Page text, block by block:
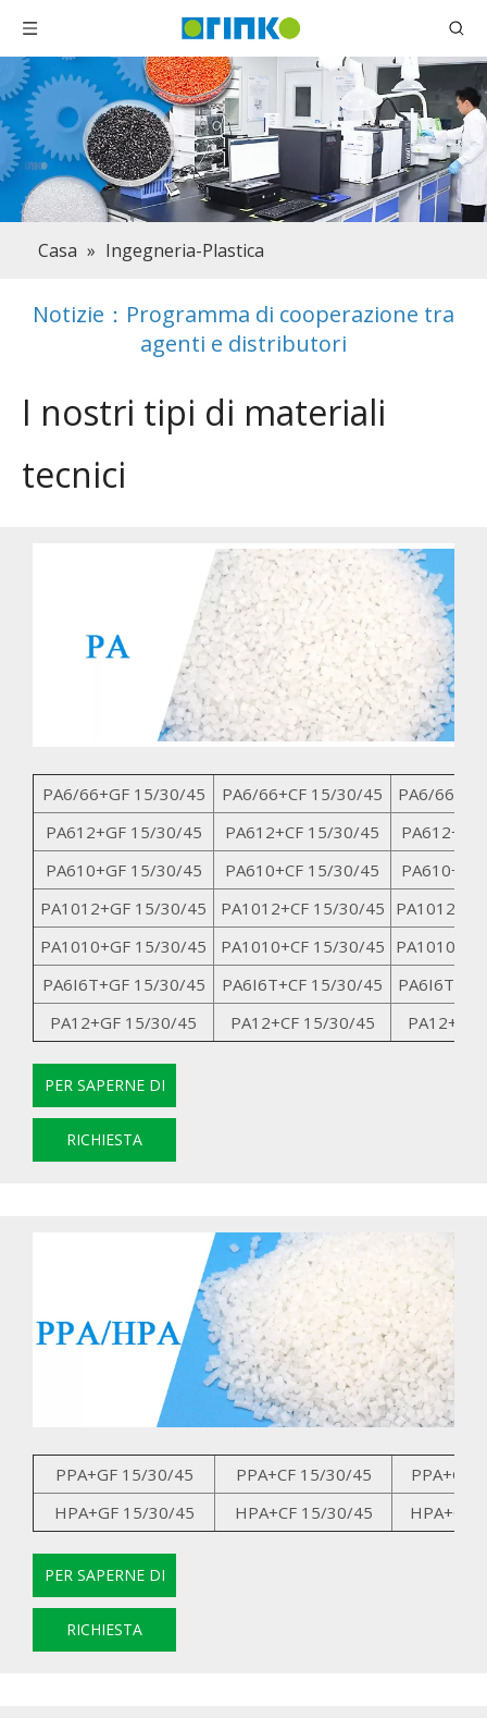
Casa » Ingegneria-Plastica
Notizie：Programma di cooperazione tra
agenti e distributori
I nostri tipi di materiali
tecnici
PA6/66+GF 15/30/45 PA6/66+CF 15/30/45
PA6/
PA612+GF 15/30/45
PA612+CF 15/30/45
PA610+GF 15/30/45
PA610+CF 15/30/45
PA1012+GF 15/30/45
PA1012+CF 15/30/45
PA1010+GF 15/30/45
PA1010+CF 15/30/45
PA6I6T+GF 15/30/45
PA6I6T+CF 15/30/45
PA12+GF 15/30/45
PA12+CF 15/30/45
PER SAPERNE DI
RICHIESTA
PPA+GF 15/30/45 PPA+CF 15/30/45
PPA+GK
HPA+GF 15/30/45
HPA+CF 15/30/45 HPA+GK
PER SAPERNE DI
RICHIESTA